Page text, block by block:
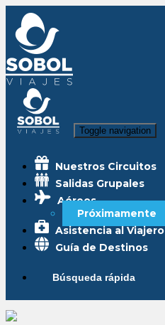
Toggle navigation
Nuestros Circuitos
Salidas Grupales
Aéreos
Próximamente
Asistencia al Viajero
Guía de Destinos
Búsqueda rápida